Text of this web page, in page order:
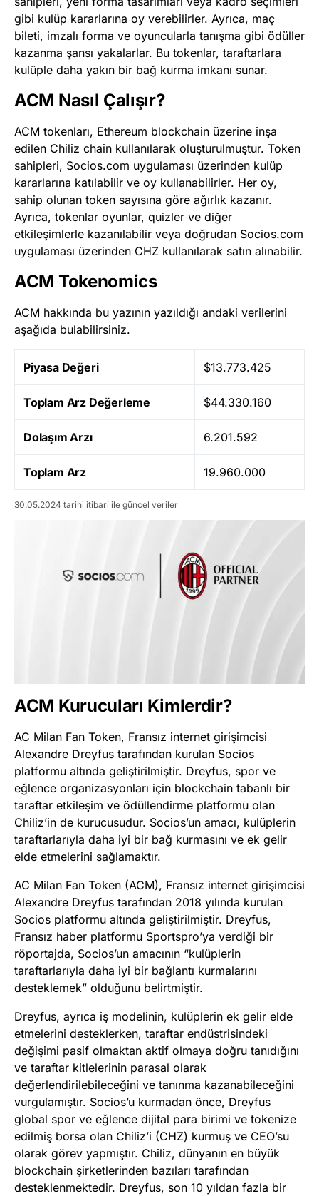
gibi kulüp kararlarına oy verebilirler. Ayrıca, maç
bileti, imzalı forma ve oyuncularla tanışma gibi ödüller
kazanma şansı yakalarlar. Bu tokenlar, taraftarlara
kulüple daha yakın bir bağ kurma imkanı sunar​​.
ACM Nasıl Çalışır?
ACM tokenları, Ethereum blockchain üzerine inşa
edilen Chiliz chain kullanılarak oluşturulmuştur. Token
sahipleri, Socios.com uygulaması üzerinden kulüp
kararlarına katılabilir ve oy kullanabilirler. Her oy,
sahip olunan token sayısına göre ağırlık kazanır.
Ayrıca, tokenlar oyunlar, quizler ve diğer
etkileşimlerle kazanılabilir veya doğrudan Socios.com
uygulaması üzerinden CHZ kullanılarak satın alınabilir​​.
ACM Tokenomics
ACM hakkında bu yazının yazıldığı andaki verilerini
aşağıda bulabilirsiniz.
Piyasa Değeri $13.773.425
Toplam Arz Değerleme $44.330.160
Dolaşım Arzı 6.201.592
Toplam Arz 19.960.000
30.05.2024 tarihi itibari ile güncel veriler
ACM Kurucuları Kimlerdir?
AC Milan Fan Token, Fransız internet girişimcisi
Alexandre Dreyfus tarafından kurulan Socios
platformu altında geliştirilmiştir. Dreyfus, spor ve
eğlence organizasyonları için blockchain tabanlı bir
taraftar etkileşim ve ödüllendirme platformu olan
Chiliz’in de kurucusudur. Socios’un amacı, kulüplerin
taraftarlarıyla daha iyi bir bağ kurmasını ve ek gelir
elde etmelerini sağlamaktır​​.
AC Milan Fan Token (ACM), Fransız internet girişimcisi
Alexandre Dreyfus tarafından 2018 yılında kurulan
Socios platformu altında geliştirilmiştir. Dreyfus,
Fransız haber platformu Sportspro’ya verdiği bir
röportajda, Socios’un amacının “kulüplerin
taraftarlarıyla daha iyi bir bağlantı kurmalarını
desteklemek” olduğunu belirtmiştir​​.
Dreyfus, ayrıca iş modelinin, kulüplerin ek gelir elde
etmelerini desteklerken, taraftar endüstrisindeki
değişimi pasif olmaktan aktif olmaya doğru tanıdığını
ve taraftar kitlelerinin parasal olarak
değerlendirilebileceğini ve tanınma kazanabileceğini
vurgulamıştır. Socios’u kurmadan önce, Dreyfus
global spor ve eğlence dijital para birimi ve tokenize
edilmiş borsa olan Chiliz’i (CHZ) kurmuş ve CEO’su
olarak görev yapmıştır. Chiliz, dünyanın en büyük
blockchain şirketlerinden bazıları tarafından
desteklenmektedir. Dreyfus, son 10 yıldan fazla bir